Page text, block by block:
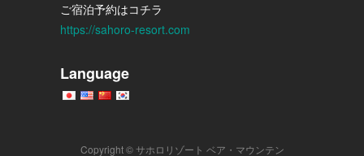
ご宿泊予約はコチラ
https://sahoro-resort.com
Language
Copyright © サホロリゾート ベア・マウンテン